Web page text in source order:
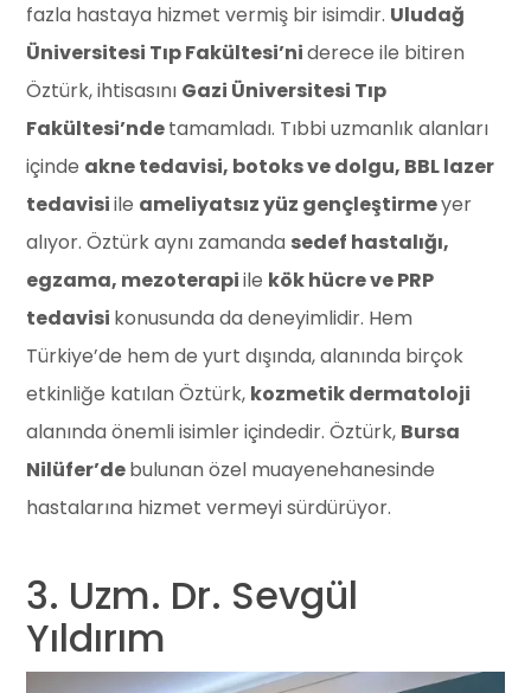
fazla hastaya hizmet vermiş bir isimdir. Uludağ
Üniversitesi Tıp Fakültesi’niderece ile bitiren
Öztürk, ihtisasını Gazi Üniversitesi Tıp
Fakültesi’ndetamamladı. Tıbbi uzmanlık alanları
içinde akne tedavisi, botoks ve dolgu, BBL lazer
tedavisiile ameliyatsız yüz gençleştirmeyer
alıyor. Öztürk aynı zamanda sedef hastalığı,
egzama, mezoterapiile kök hücre ve PRP
tedavisi konusunda da deneyimlidir. Hem
Türkiye’de hem de yurt dışında, alanında birçok
etkinliğe katılan Öztürk, kozmetik dermatoloji
alanında önemli isimler içindedir. Öztürk, Bursa
Nilüfer’debulunan özel muayenehanesinde
hastalarına hizmet vermeyi sürdürüyor.
3. Uzm. Dr. Sevgül
Yıldırım